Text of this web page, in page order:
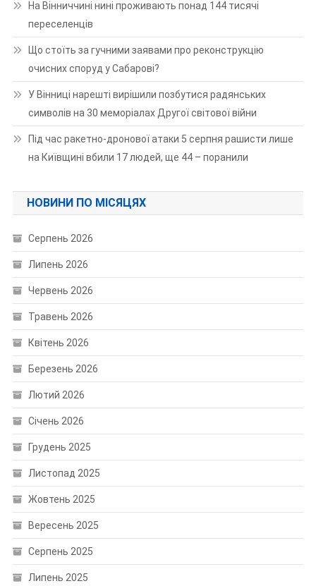
На Вінниччині нині проживають понад 144 тисячі
переселенців
Що стоїть за гучними заявами про реконструкцію
очисних споруд у Сабарові?
У Вінниці нарешті вирішили позбутися радянських
символів на 30 меморіалах Другої світової війни
Під час ракетно-дронової атаки 5 серпня рашисти лише
на Київщині вбили 17 людей, ще 44 – поранили
НОВИНИ ПО МІСЯЦЯХ
Серпень 2026
Липень 2026
Червень 2026
Травень 2026
Квітень 2026
Березень 2026
Лютий 2026
Січень 2026
Грудень 2025
Листопад 2025
Жовтень 2025
Вересень 2025
Серпень 2025
Липень 2025